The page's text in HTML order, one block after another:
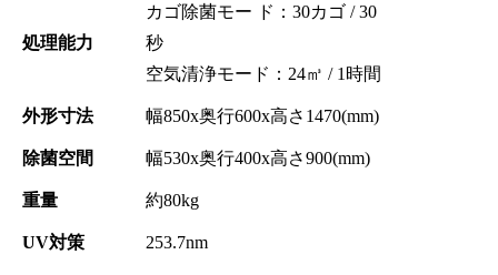
処理能力
カゴ除菌モー ド：30カゴ / 30
秒
空気清浄モード：24㎥ / 1時間
外形寸法 幅850x奥行600x高さ1470(mm)
除菌空間 幅530x奥行400x高さ900(mm)
重量 約80kg
UV対策 253.7nm